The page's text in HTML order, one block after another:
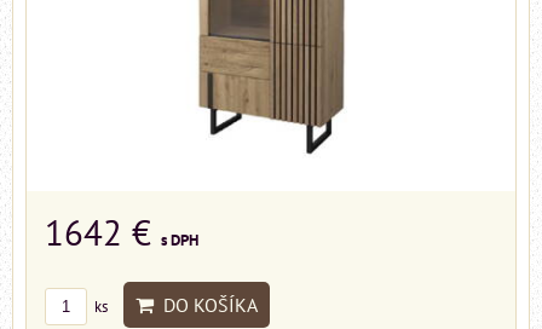
1642 € s DPH
ks DO KOŠÍKA